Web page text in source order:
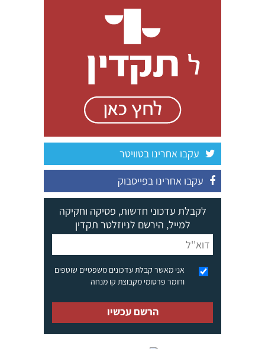
עקבו אחרינו בטוויטר
עקבו אחרינו בפייסבוק
לקבלת עדכוני חדשות, פסיקה וחקיקה
למייל, הירשם לניוזלטר תקדין
אני מאשר קבלת עדכונים משפטיים שוטפים
וחומר פרסומי מקבוצת קו מנחה
הרשם עכשיו